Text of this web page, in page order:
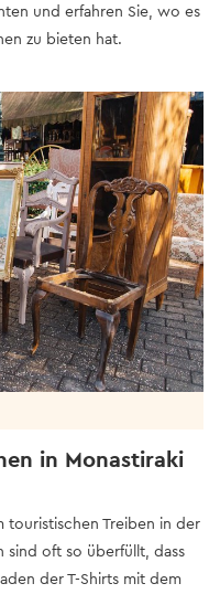
und erfahren Sie, wo es
zu bieten hat.
in Monastiraki
Treiben in der
sind oft so überfüllt, dass
der T-Shirts mit dem